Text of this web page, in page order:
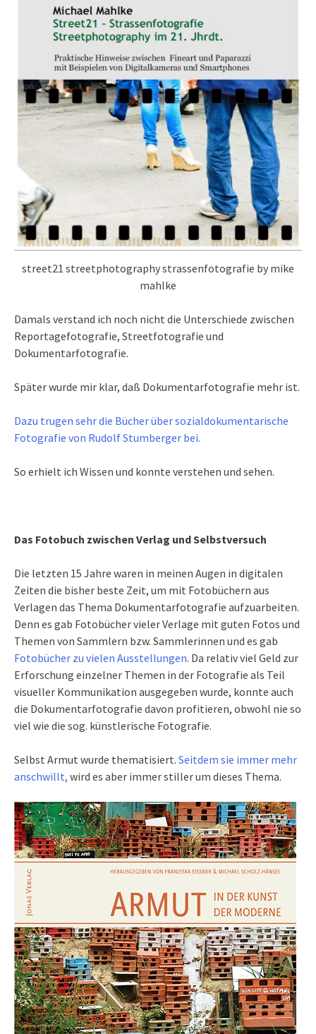
street21 streetphotography strassenfotografie by mike
mahlke
Damals verstand ich noch nicht die Unterschiede zwischen
Reportagefotografie, Streetfotografie und
Dokumentarfotografie.
Später wurde mir klar, daß Dokumentarfotografie mehr ist.
Dazu trugen sehr die Bücher über sozialdokumentarische
Fotografie von Rudolf Stumberger bei.
So erhielt ich Wissen und konnte verstehen und sehen.
Das Fotobuch zwischen Verlag und Selbstversuch
Die letzten 15 Jahre waren in meinen Augen in digitalen
Zeiten die bisher beste Zeit, um mit Fotobüchern aus
Verlagen das Thema Dokumentarfotografie aufzuarbeiten.
Denn es gab Fotobücher vieler Verlage mit guten Fotos und
Themen von Sammlern bzw. Sammlerinnen und es gab
Fotobücher zu vielen Ausstellungen. Da relativ viel Geld zur
Erforschung einzelner Themen in der Fotografie als Teil
visueller Kommunikation ausgegeben wurde, konnte auch
die Dokumentarfotografie davon profitieren, obwohl nie so
viel wie die sog. künstlerische Fotografie.
Selbst Armut wurde thematisiert. Seitdem sie immer mehr
anschwillt, wird es aber immer stiller um dieses Thema.